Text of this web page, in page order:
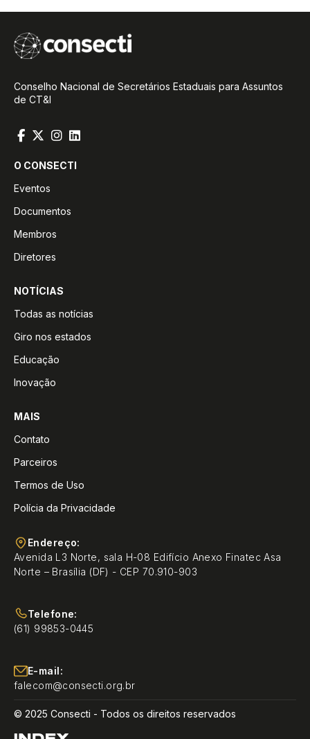
Conselho Nacional de Secretários Estaduais para Assuntos
de CT&I
O CONSECTI
Eventos
Documentos
Membros
Diretores
NOTÍCIAS
Todas as notícias
Giro nos estados
Educação
Inovação
MAIS
Contato
Parceiros
Termos de Uso
Polícia da Privacidade
Endereço:
Avenida L3 Norte, sala H-08 Edifício Anexo Finatec Asa
Norte – Brasília (DF) - CEP 70.910-903
Telefone:
(61) 99853-0445
E-mail:
falecom@consecti.org.br
© 2025 Consecti - Todos os direitos reservados